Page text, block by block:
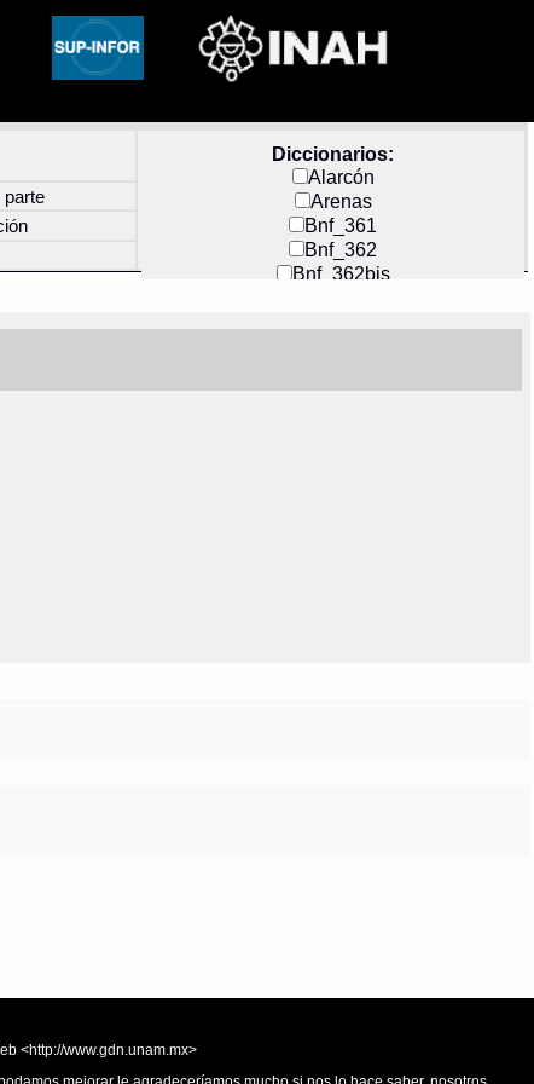
Diccionarios:
Alarcón
Arenas
Bnf_361
Bnf_362
Bnf_362bis
Docs_México
parte
<http://www.gdn.unam.mx>